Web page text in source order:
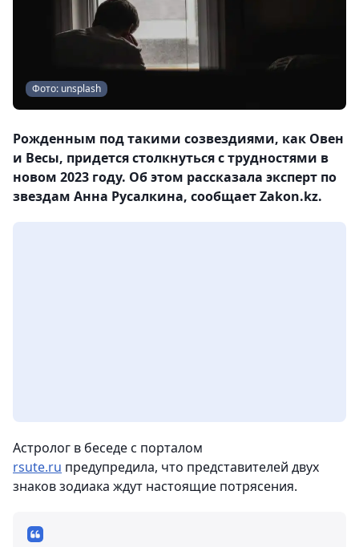
Фото: unsplash
Рожденным под такими созвездиями, как Овен
и Весы, придется столкнуться с трудностями в
новом 2023 году. Об этом рассказала эксперт по
звездам Анна Русалкина, сообщает Zakon.kz.
Астролог в беседе с порталом
rsute.ru предупредила, что представителей двух
знаков зодиака ждут настоящие потрясения.